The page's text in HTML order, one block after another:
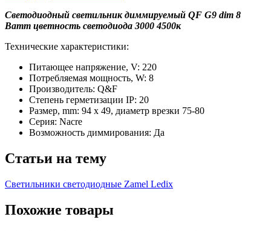
Светодиодный светильник диммируемый QF G9 dim 8
Ватт цветность светодиода 3000 4500к
Технические характеристики:
Питающее напряжение, V: 220
Потребляемая мощность, W: 8
Производитель: Q&F
Степень герметизации IP: 20
Размер, mm: 94 х 49, диаметр врезки 75-80
Серия: Nacre
Возможность диммирования: Да
Статьи на тему
Светильники светодиодные Zamel Ledix
Похожие товары